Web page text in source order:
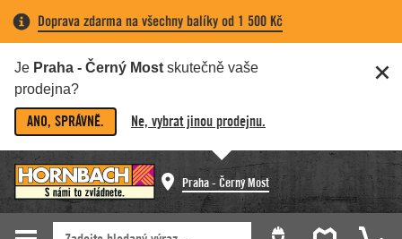
Doprava zdarma na všechny balíky od 1 500 Kč
Je Praha - Černý Most skutečně vaše
prodejna?
ANO, SPRÁVNĚ. Ne, vybrat jinou prodejnu.
Praha - Černý Most